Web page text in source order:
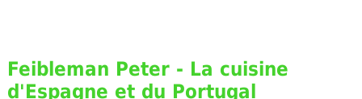
Feibleman Peter - La cuisine
d'Espagne et du Portugal